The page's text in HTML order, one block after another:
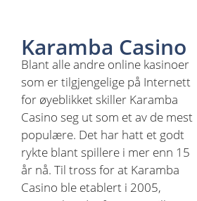
Karamba Casino
Blant alle andre online kasinoer
som er tilgjengelige på Internett
for øyeblikket skiller Karamba
Casino seg ut som et av de mest
populære. Det har hatt et godt
rykte blant spillere i mer enn 15
år nå. Til tross for at Karamba
Casino ble etablert i 2005,